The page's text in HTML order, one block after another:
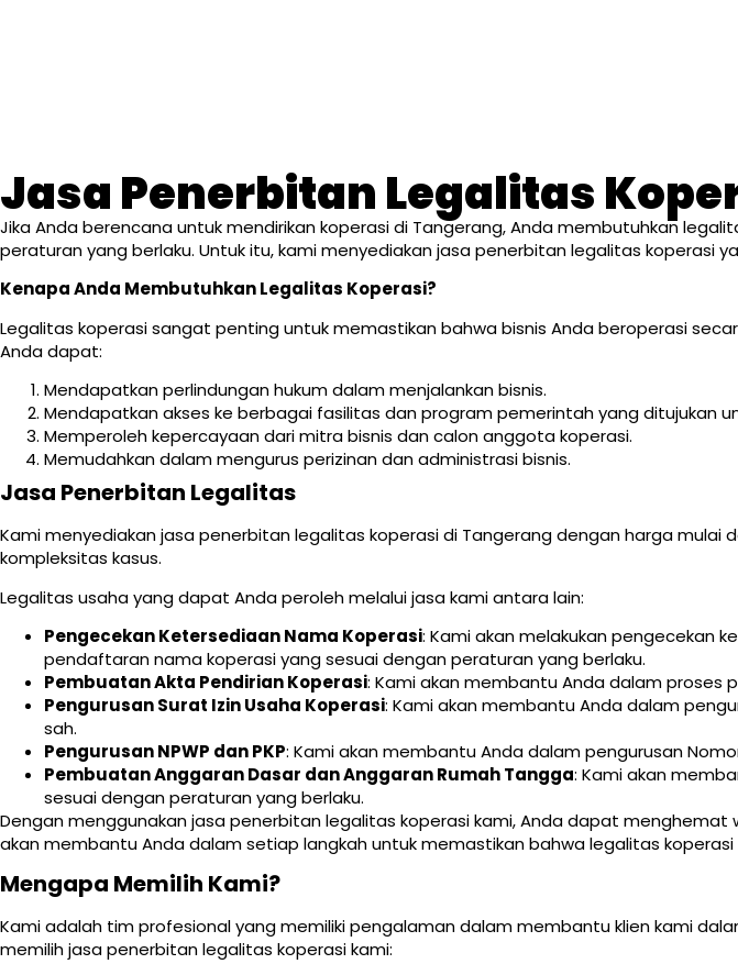
Jasa Penerbitan Legalitas
Jika Anda berencana untuk mendirikan koperasi di Tangerang, Anda membutuhkan
peraturan yang berlaku. Untuk itu, kami menyediakan jasa penerbitan legalitas koperasi
Kenapa Anda Membutuhkan Legalitas Koperasi?
Legalitas koperasi sangat penting untuk memastikan bahwa bisnis Anda beroperasi
Anda dapat:
Mendapatkan perlindungan hukum dalam menjalankan bisnis.
Mendapatkan akses ke berbagai fasilitas dan program pemerintah yang ditujukan
Memperoleh kepercayaan dari mitra bisnis dan calon anggota koperasi.
Memudahkan dalam mengurus perizinan dan administrasi bisnis.
Jasa Penerbitan Legalitas
Kami menyediakan jasa penerbitan legalitas koperasi di Tangerang dengan harga
kompleksitas kasus.
Legalitas usaha yang dapat Anda peroleh melalui jasa kami antara lain:
Pengecekan Ketersediaan Nama Koperasi: Kami akan melakukan pengecekan
pendaftaran nama koperasi yang sesuai dengan peraturan yang berlaku.
Pembuatan Akta Pendirian Koperasi: Kami akan membantu Anda dalam proses
Pengurusan Surat Izin Usaha Koperasi: Kami akan membantu Anda dalam
sah.
Pengurusan NPWP dan PKP: Kami akan membantu Anda dalam pengurusan
Pembuatan Anggaran Dasar dan Anggaran Rumah Tangga: Kami akan
sesuai dengan peraturan yang berlaku.
Dengan menggunakan jasa penerbitan legalitas koperasi kami, Anda dapat
akan membantu Anda dalam setiap langkah untuk memastikan bahwa legalitas
Mengapa Memilih Kami?
Kami adalah tim profesional yang memiliki pengalaman dalam membantu klien kami
memilih jasa penerbitan legalitas koperasi kami: